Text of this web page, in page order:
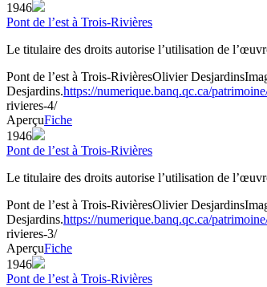
1946
Pont de l’est à Trois-Rivières
Le titulaire des droits autorise l’utilisation de
Pont de l’est à Trois-RivièresOlivier Desjardins
Desjardins.https://numerique.banq.qc.ca/
rivieres-4/
AperçuFiche
1946
Pont de l’est à Trois-Rivières
Le titulaire des droits autorise l’utilisation de
Pont de l’est à Trois-RivièresOlivier Desjardins
Desjardins.https://numerique.banq.qc.ca/
rivieres-3/
AperçuFiche
1946
Pont de l’est à Trois-Rivières